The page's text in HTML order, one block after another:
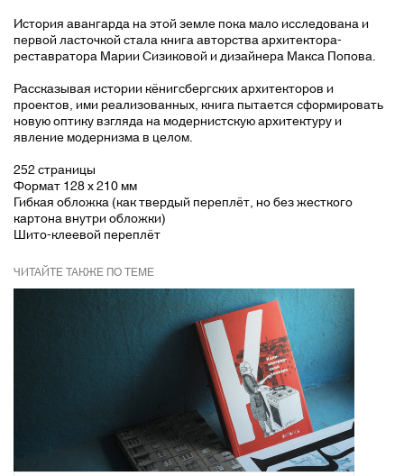
История авангарда на этой земле пока мало исследована и
первой ласточкой стала книга авторства архитектора-
реставратора Марии Сизиковой и дизайнера Макса Попова.
Рассказывая истории кёнигсбергских архитекторов и
проектов, ими реализованных, книга пытается сформировать
новую оптику взгляда на модернистскую архитектуру и
явление модернизма в целом.
252 страницы
Формат 128 х 210 мм
Гибкая обложка (как твердый переплёт, но без жесткого
картона внутри обложки)
Шито-клеевой переплёт
ЧИТАЙТЕ ТАКЖЕ ПО ТЕМЕ